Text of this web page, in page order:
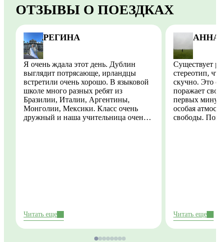
ОТЗЫВЫ О ПОЕЗДКАХ
РЕГИНА
Я очень ждала этот день. Дублин
выглядит потрясающе, ирландцы
встретили очень хорошо. В языковой
школе много разных ребят из
Бразилии, Италии, Аргентины,
Монголии, Мексики. Класс очень
дружный и наша учительница очень
Читать еще
АННА
Существует
стереотип,
скучно. Это
поражает
первых
особая
свободы.
Читать еще